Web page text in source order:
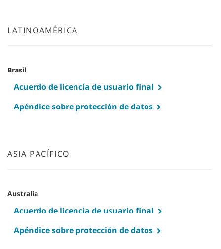
LATINOAMÉRICA
Brasil
Acuerdo de licencia de usuario final
Apéndice sobre protección de datos
ASIA PACÍFICO
Australia
Acuerdo de licencia de usuario final
Apéndice sobre protección de datos